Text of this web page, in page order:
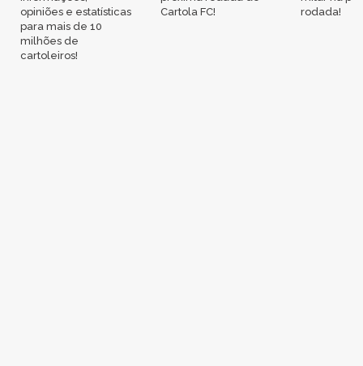
opiniões e estatísticas
para mais de 10
milhões de
cartoleiros!
Cartola FC!
rodada!